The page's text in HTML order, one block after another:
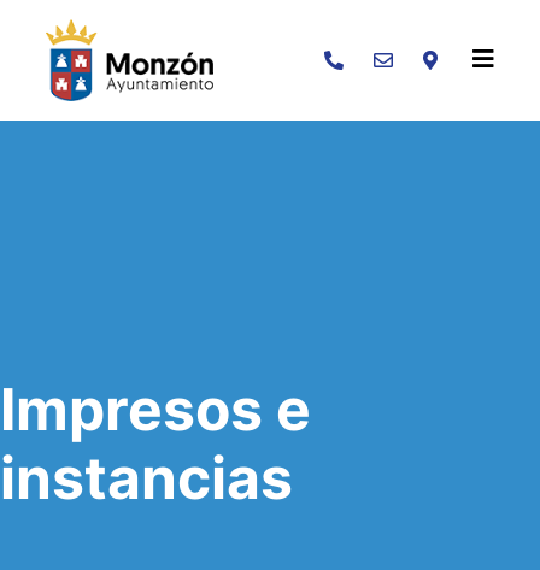
Buscar
Impresos e
instancias